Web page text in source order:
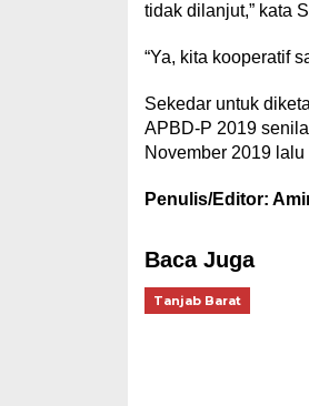
tidak dilanjut,” kata
“Ya, kita kooperatif
Sekedar untuk
APBD-P 2019
November 2019 lalu
Penulis/Editor:
Baca Juga
Tanjab Barat